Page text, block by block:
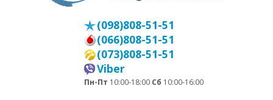
(098)808-51-51
(066)808-51-51
(073)808-51-51
Viber
Пн-Пт 10:00-18:00 Сб 10:00-16:00